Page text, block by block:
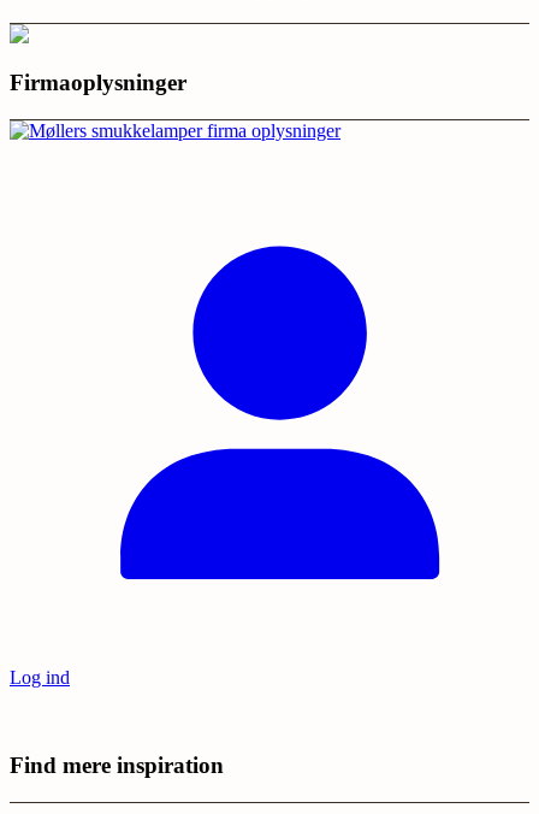
Firmaoplysninger
Log ind
Find mere inspiration